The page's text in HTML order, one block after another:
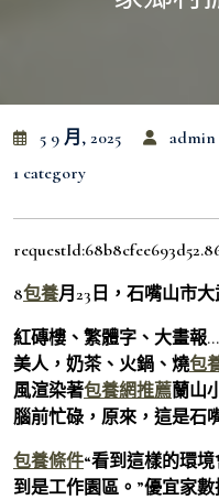
5 9 月, 2025 admin
1 category
8包養月23日，石嘴山市
紅磚樓、繁體字、大畫報
美人，奶茶、火鍋、燒包
風渲染著包養網推薦蘭山
腦前忙碌，原來，這是石
包養條件“看到這樣的環
到是工作園區。”優宜家